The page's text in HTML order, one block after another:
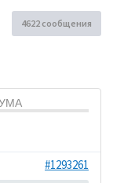
4622 сообщения
#1293261